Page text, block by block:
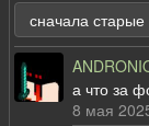
а что за
8 мая